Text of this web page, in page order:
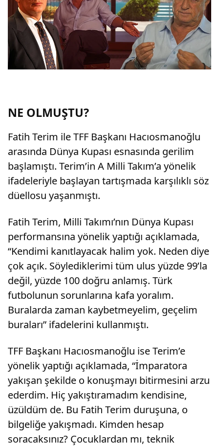
NE OLMUŞTU?
Fatih Terim ile TFF Başkanı Hacıosmanoğlu
arasında Dünya Kupası esnasında gerilim
başlamıştı. Terim’in A Milli Takım’a yönelik
ifadeleriyle başlayan tartışmada karşılıklı söz
düellosu yaşanmıştı.
Fatih Terim, Milli Takımı’nın Dünya Kupası
performansına yönelik yaptığı açıklamada,
“Kendimi kanıtlayacak halim yok. Neden diye
çok açık. Söylediklerimi tüm ulus yüzde 99’la
değil, yüzde 100 doğru anlamış. Türk
futbolunun sorunlarına kafa yoralım.
Buralarda zaman kaybetmeyelim, geçelim
buraları” ifadelerini kullanmıştı.
TFF Başkanı Hacıosmanoğlu ise Terim’e
yönelik yaptığı açıklamada, “İmparatora
yakışan şekilde o konuşmayı bitirmesini arzu
ederdim. Hiç yakıştıramadım kendisine,
üzüldüm de. Bu Fatih Terim duruşuna, o
bilgeliğe yakışmadı. Kimden hesap
soracaksınız? Çocuklardan mı, teknik